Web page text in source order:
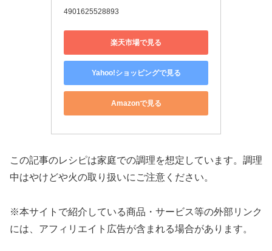
4901625528893
楽天市場で見る
Yahoo!ショッピングで見る
Amazonで見る
この記事のレシピは家庭での調理を想定しています。調理
中はやけどや火の取り扱いにご注意ください。
※本サイトで紹介している商品・サービス等の外部リンク
には、アフィリエイト広告が含まれる場合があります。